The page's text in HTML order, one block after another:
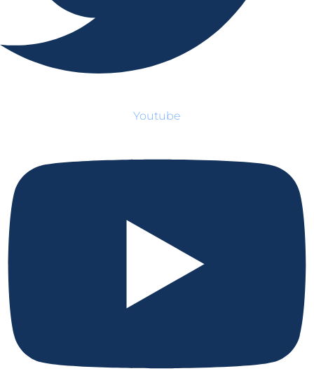
Youtube